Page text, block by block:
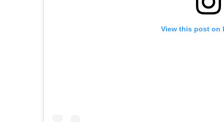
View this post on